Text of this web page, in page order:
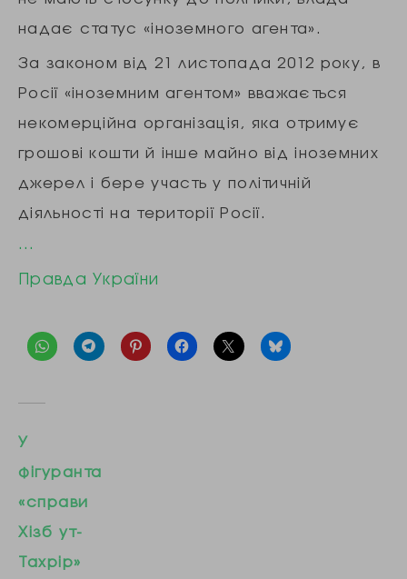
надає статус «іноземного агента».
За законом від 21 листопада 2012 року, в
Росії «іноземним агентом» вважається
некомерційна організація, яка отримує
грошові кошти й інше майно від іноземних
джерел і бере участь у політичній
діяльності на території Росії.
…
Правда України
У
фігуранта
«справи
Хізб ут-
Тахрір»